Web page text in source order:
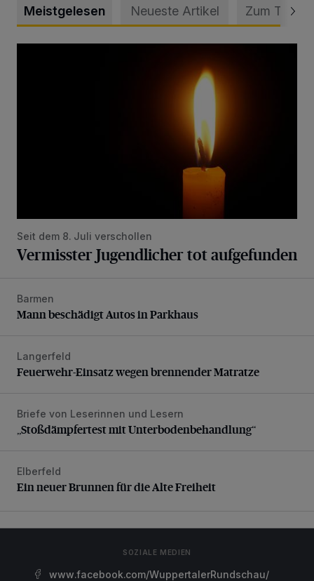
Meistgelesen Neueste Artikel Zum Thema
Seit dem 8. Juli verschollen
Vermisster Jugendlicher tot aufgefunden
Mann beschädigt Autos in Parkhaus
Barmen
Mann beschädigt Autos in Parkhaus
Feuerwehr-Einsatz wegen brennender Matratze
Langerfeld
Feuerwehr-Einsatz wegen brennender Matratze
„Stoßdämpfertest mit Unterbodenbehandlung“
Briefe von Leserinnen und Lesern
„Stoßdämpfertest mit Unterbodenbehandlung“
Ein neuer Brunnen für die Alte Freiheit
Elberfeld
Ein neuer Brunnen für die Alte Freiheit
SOZIALE MEDIEN
www.facebook.com/WuppertalerRundschau/